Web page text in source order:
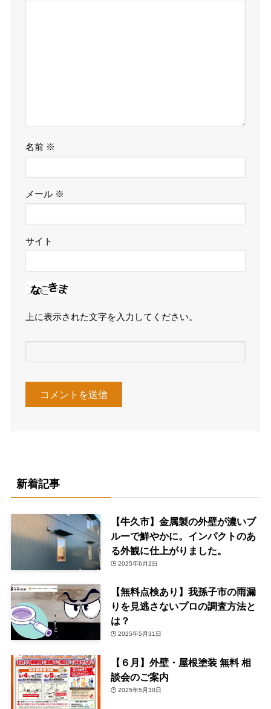
名前 ※
メール ※
サイト
上に表示された文字を入力してください。
新着記事
【牛久市】金属製の外壁が濃いブ
ルーで鮮やかに。インパクトのあ
る外観に仕上がりました。
2025年6月2日
【無料点検あり】我孫子市の雨漏
りを見逃さないプロの調査方法と
は？
2025年5月31日
【６月】外壁・屋根塗装 無料 相
談会のご案内
2025年5月30日